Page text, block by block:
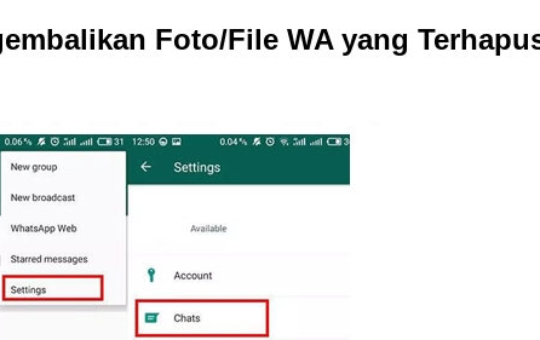
Foto/File WA yang